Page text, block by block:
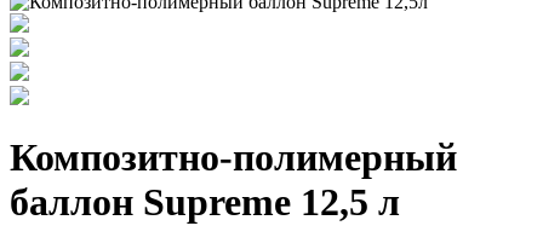
Композитно-полимерный
баллон Supreme 12,5 л